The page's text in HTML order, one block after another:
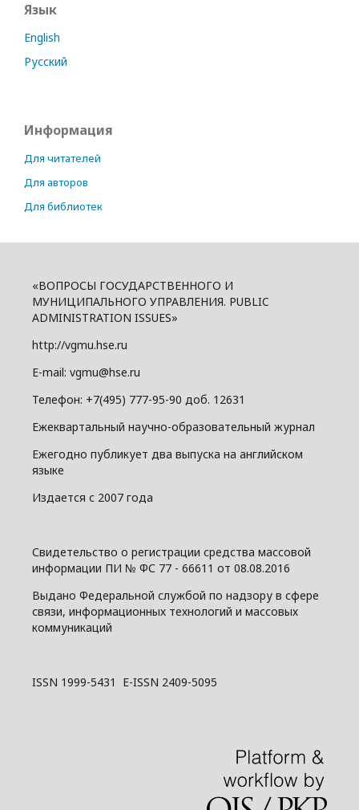
Язык
English
Русский
Информация
Для читателей
Для авторов
Для библиотек
«ВОПРОСЫ ГОСУДАРСТВЕННОГО И
МУНИЦИПАЛЬНОГО УПРАВЛЕНИЯ. PUBLIC
ADMINISTRATION ISSUES»
http://vgmu.hse.ru
E-mail: vgmu@hse.ru
Телефон: +7(495) 777-95-90 доб. 12631
Ежеквартальный научно-образовательный журнал
Ежегодно публикует два выпуска на английском
языке
Издается с 2007 года
Свидетельство о регистрации средства массовой
информации ПИ № ФС 77 - 66611 от 08.08.2016
Выдано Федеральной службой по надзору в сфере
связи, информационных технологий и массовых
коммуникаций
ISSN 1999-5431 E-ISSN 2409-5095